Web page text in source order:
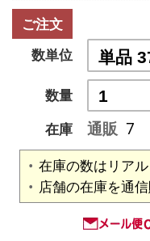
ご注文
数単位
数量
在庫
通販 7
在庫の数はリア
店舗の在庫を通